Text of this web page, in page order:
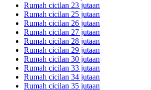
Rumah cicilan 23 jutaan
Rumah cicilan 25 jutaan
Rumah cicilan 26 jutaan
Rumah cicilan 27 jutaan
Rumah cicilan 28 jutaan
Rumah cicilan 29 jutaan
Rumah cicilan 30 jutaan
Rumah cicilan 33 jutaan
Rumah cicilan 34 jutaan
Rumah cicilan 35 jutaan